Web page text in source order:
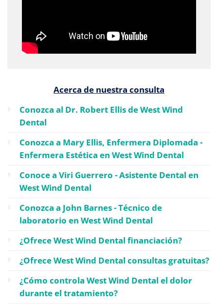
Acerca de nuestra consulta
Conozca al Dr. Robert Ellis de West Wind
Dental
Conozca a Mary Ellis, Enfermera Diplomada -
Enfermera Estética en West Wind Dental
Conoce a Viri Guerrero - Asistente Dental en
West Wind Dental
Conozca a John Barnes - Técnico de
laboratorio en West Wind Dental
¿Ofrece West Wind Dental financiación?
¿Ofrece West Wind Dental consultas gratuitas?
¿Cómo controla West Wind Dental el dolor
durante el tratamiento?